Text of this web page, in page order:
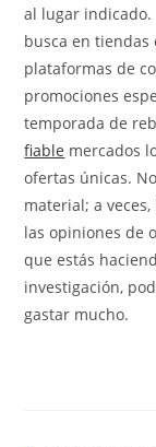
al lugar
busca en tiendas
plataformas de
promociones
temporada de
fiable mercados
ofertas únicas.
material; a
las opiniones de
que estás
investigación,
gastar mucho.